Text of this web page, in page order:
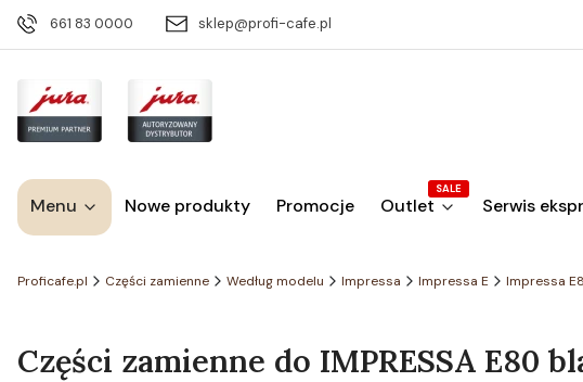
661 83 0000 sklep@profi-cafe.pl
Menu Nowe produkty Promocje Outlet
SALE
Serwis
Proficafe.pl Części zamienne Według modelu Impressa Impressa E Impressa
Części zamienne do IMPRESSA E80